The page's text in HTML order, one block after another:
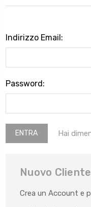
Indirizzo Email:
Password:
Hai
Nuovo
Crea un Account e